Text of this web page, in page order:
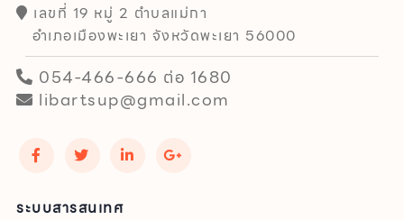
เลขที่ 19 หมู่ 2 ตำบลแม่กา
อำเภอเมืองพะเยา จังหวัดพะเยา 56000
054-466-666 ต่อ 1680
libartsup@gmail.com
ระบบสารสนเทศ